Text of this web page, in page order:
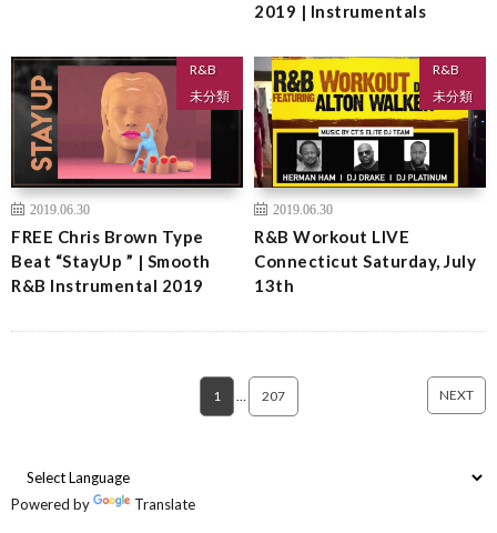
2019 | Instrumentals
R&B
未分類
2019.06.30
FREE Chris Brown Type
Beat “StayUp ” | Smooth
R&B Instrumental 2019
R&B
未分類
2019.06.30
R&B Workout LIVE
Connecticut Saturday, July
13th
1 207 NEXT
Powered by Translate